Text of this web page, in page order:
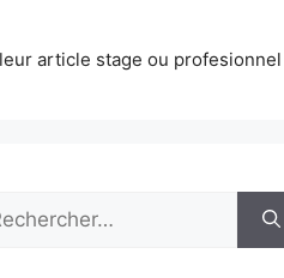
article stage ou profesionnel
: